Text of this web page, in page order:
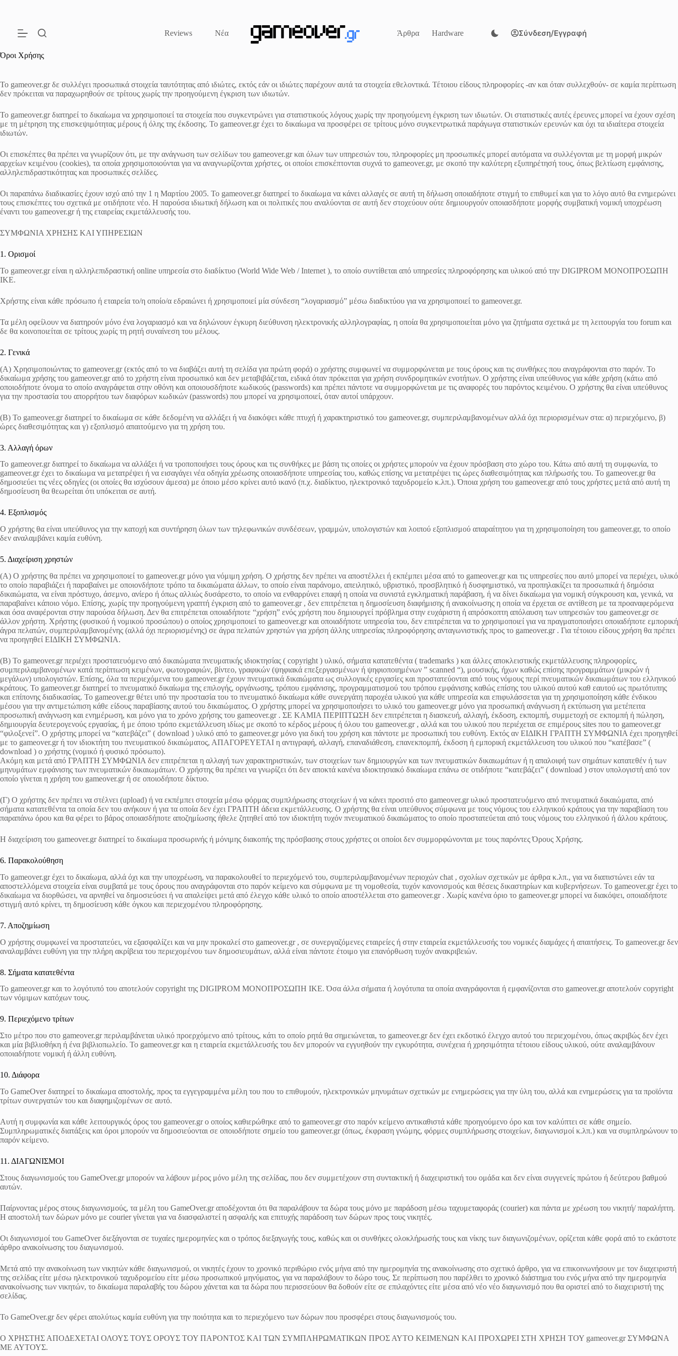
Reviews
Νέα Άρθρα Hardware Σύνδεση/Εγγραφή
Όροι Χρήσης
Το gameover.gr δε συλλέγει προσωπικά στοιχεία ταυτότητας από ιδιώτες, εκτός εάν οι ιδιώτες παρέχουν αυτά τα στοιχεία εθελοντικά. Τέτοιου είδους πληροφορίες -αν και όταν συλλεχθούν- σε καμία περίπτωση
δεν πρόκειται να παραχωρηθούν σε τρίτους χωρίς την προηγούμενη έγκριση των ιδιωτών.
Το gameover.gr διατηρεί το δικαίωμα να χρησιμοποιεί τα στοιχεία που συγκεντρώνει για στατιστικούς λόγους χωρίς την προηγούμενη έγκριση των ιδιωτών. Οι στατιστικές αυτές έρευνες μπορεί να έχουν σχέση
με τη μέτρηση της επισκεψιμότητας μέρους ή όλης της έκδοσης. Το gameover.gr έχει το δικαίωμα να προσφέρει σε τρίτους μόνο συγκεντρωτικά παράγωγα στατιστικών ερευνών και όχι τα ιδιαίτερα στοιχεία
ιδιωτών.
Οι επισκέπτες θα πρέπει να γνωρίζουν ότι, με την ανάγνωση των σελίδων του gameover.gr και όλων των υπηρεσιών του, πληροφορίες μη προσωπικές μπορεί αυτόματα να συλλέγονται με τη μορφή μικρών
αρχείων κειμένου (cookies), τα οποία χρησιμοποιούνται για να αναγνωρίζονται χρήστες, οι οποίοι επισκέπτονται συχνά το gameover.gr, με σκοπό την καλύτερη εξυπηρέτησή τους, όπως βελτίωση εμφάνισης,
αλληλεπιδραστικότητας και προσωπικές σελίδες.
Οι παραπάνω διαδικασίες έχουν ισχύ από την 1 η Μαρτίου 2005. Το gameover.gr διατηρεί το δικαίωμα να κάνει αλλαγές σε αυτή τη δήλωση οποιαδήποτε στιγμή το επιθυμεί και για το λόγο αυτό θα ενημερώνει
τους επισκέπτες του σχετικά με οτιδήποτε νέο. Η παρούσα ιδιωτική δήλωση και οι πολιτικές που αναλύονται σε αυτή δεν στοχεύουν ούτε δημιουργούν οποιασδήποτε μορφής συμβατική νομική υποχρέωση
έναντι του gameover.gr ή της εταιρείας εκμετάλλευσής του.
ΣΥΜΦΩΝΙΑ ΧΡΗΣΗΣ ΚΑΙ ΥΠΗΡΕΣΙΩΝ
1. Ορισμοί
Το gameover.gr είναι η αλληλεπιδραστική online υπηρεσία στο διαδίκτυο (World Wide Web / Internet ), το οποίο συντίθεται από υπηρεσίες πληροφόρησης και υλικού από την DIGIPROM ΜΟΝΟΠΡΟΣΩΠΗ
ΙΚΕ.
Χρήστης είναι κάθε πρόσωπο ή εταιρεία το/η οποίο/α εδραιώνει ή χρησιμοποιεί μία σύνδεση “λογαριασμό” μέσω διαδικτύου για να χρησιμοποιεί το gameover.gr.
Τα μέλη οφείλουν να διατηρούν μόνο ένα λογαριασμό και να δηλώνουν έγκυρη διεύθυνση ηλεκτρονικής αλληλογραφίας, η οποία θα χρησιμοποιείται μόνο για ζητήματα σχετικά με τη λειτουργία του forum και
δε θα κοινοποιείται σε τρίτους χωρίς τη ρητή συναίνεση του μέλους.
2. Γενικά
(A) Χρησιμοποιώντας το gameover.gr (εκτός από το να διαβάζει αυτή τη σελίδα για πρώτη φορά) ο χρήστης συμφωνεί να συμμορφώνεται με τους όρους και τις συνθήκες που αναγράφονται στο παρόν. Το
δικαίωμα χρήσης του gameover.gr από το χρήστη είναι προσωπικό και δεν μεταβιβάζεται, ειδικά όταν πρόκειται για χρήση συνδρομητικών ενοτήτων. Ο χρήστης είναι υπεύθυνος για κάθε χρήση (κάτω από
οποιοδήποτε όνομα το οποίο αναγράφεται στην οθόνη και οποιουσδήποτε κωδικούς (passwords) και πρέπει πάντοτε να συμμορφώνεται με τις αναφορές του παρόντος κειμένου. Ο χρήστης θα είναι υπεύθυνος
για την προστασία του απορρήτου των διαφόρων κωδικών (passwords) που μπορεί να χρησιμοποιεί, όταν αυτοί υπάρχουν.
(B) Το gameover.gr διατηρεί το δικαίωμα σε κάθε δεδομένη να αλλάξει ή να διακόψει κάθε πτυχή ή χαρακτηριστικό του gameover.gr, συμπεριλαμβανομένων αλλά όχι περιορισμένων στα: α) περιεχόμενο, β)
ώρες διαθεσιμότητας και γ) εξοπλισμό απαιτούμενο για τη χρήση του.
3. Αλλαγή όρων
Το gameover.gr διατηρεί το δικαίωμα να αλλάξει ή να τροποποιήσει τους όρους και τις συνθήκες με βάση τις οποίες οι χρήστες μπορούν να έχουν πρόσβαση στο χώρο του. Κάτω από αυτή τη συμφωνία, το
gameover.gr έχει το δικαίωμα να μετατρέψει ή να εισαγάγει νέα οδηγία χρέωσης οποιασδήποτε υπηρεσίας του, καθώς επίσης να μετατρέψει τις ώρες διαθεσιμότητας και πλήρωσής του. Το gameover.gr θα
δημοσιεύει τις νέες οδηγίες (οι οποίες θα ισχύσουν άμεσα) με όποιο μέσο κρίνει αυτό ικανό (π.χ. διαδίκτυο, ηλεκτρονικό ταχυδρομείο κ.λπ.). Όποια χρήση του gameover.gr από τους χρήστες μετά από αυτή τη
δημοσίευση θα θεωρείται ότι υπόκειται σε αυτή.
4. Eξοπλισμός
Ο χρήστης θα είναι υπεύθυνος για την κατοχή και συντήρηση όλων των τηλεφωνικών συνδέσεων, γραμμών, υπολογιστών και λοιπού εξοπλισμού απαραίτητου για τη χρησιμοποίηση του gameover.gr, το οποίο
δεν αναλαμβάνει καμία ευθύνη.
5. Διαχείριση χρηστών
(A) Ο χρήστης θα πρέπει να χρησιμοποιεί το gameover.gr μόνο για νόμιμη χρήση. Ο χρήστης δεν πρέπει να αποστέλλει ή εκπέμπει μέσα από το gameover.gr και τις υπηρεσίες που αυτό μπορεί να περιέχει, υλικό
το οποίο παραβιάζει ή παραβαίνει με οποιονδήποτε τρόπο τα δικαιώματα άλλων, το οποίο είναι παράνομο, απειλητικό, υβριστικό, προσβλητικό ή δυσφημιστικό, να προπηλακίζει τα προσωπικά ή δημόσια
δικαιώματα, να είναι πρόστυχο, άσεμνο, ανίερο ή όπως αλλιώς δυσάρεστο, το οποίο να ενθαρρύνει επαφή η οποία να συνιστά εγκληματική παράβαση, ή να δίνει δικαίωμα για νομική σύγκρουση και, γενικά, να
παραβαίνει κάποιο νόμο. Επίσης, χωρίς την προηγούμενη γραπτή έγκριση από το gameover.gr , δεν επιτρέπεται η δημοσίευση διαφήμισης ή ανακοίνωσης η οποία να έρχεται σε αντίθεση με τα προαναφερόμενα
και όσα αναφέρονται στην παρούσα δήλωση. Δεν θα επιτρέπεται οποιαδήποτε “χρήση” ενός χρήστη που δημιουργεί πρόβλημα στην ευχάριστη ή απρόσκοπτη απόλαυση των υπηρεσιών του gameover.gr σε
άλλον χρήστη. Χρήστης (φυσικού ή νομικού προσώπου) ο οποίος χρησιμοποιεί το gameover.gr και οποιαδήποτε υπηρεσία του, δεν επιτρέπεται να το χρησιμοποιεί για να πραγματοποιήσει οποιαδήποτε εμπορική
άγρα πελατών, συμπεριλαμβανομένης (αλλά όχι περιορισμένης) σε άγρα πελατών χρηστών για χρήση άλλης υπηρεσίας πληροφόρησης ανταγωνιστικής προς το gameover.gr . Για τέτοιου είδους χρήση θα πρέπει
να προηγηθεί ΕΙΔΙΚΗ ΣΥΜΦΩΝΙΑ.
(B) Το gameover.gr περιέχει προστατευόμενο από δικαιώματα πνευματικής ιδιοκτησίας ( copyright ) υλικό, σήματα κατατεθέντα ( trademarks ) και άλλες αποκλειστικής εκμετάλλευσης πληροφορίες,
συμπεριλαμβανομένων κατά περίπτωση κειμένων, φωτογραφιών, βίντεο, γραφικών (ψηφιακά επεξεργασμένων ή ψηφιοποιημένων ” scanned “), μουσικής, ήχων καθώς επίσης προγραμμάτων (μικρών ή
μεγάλων) υπολογιστών. Επίσης, όλα τα περιεχόμενα του gameover.gr έχουν πνευματικά δικαιώματα ως συλλογικές εργασίες και προστατεύονται από τους νόμους περί πνευματικών δικαιωμάτων του ελληνικού
κράτους. Το gameover.gr διατηρεί το πνευματικό δικαίωμα της επιλογής, οργάνωσης, τρόπου εμφάνισης, προγραμματισμού του τρόπου εμφάνισης καθώς επίσης του υλικού αυτού καθ εαυτού ως πρωτότυπης
και επίπονης διαδικασίας. Το gameover.gr θέτει υπό την προστασία του το πνευματικό δικαίωμα κάθε συνεργάτη παροχέα υλικού για κάθε υπηρεσία και επιφυλάσσεται για τη χρησιμοποίηση κάθε ένδικου
μέσου για την αντιμετώπιση κάθε είδους παραβίασης αυτού του δικαιώματος. Ο χρήστης μπορεί να χρησιμοποιήσει το υλικό του gameover.gr μόνο για προσωπική ανάγνωση ή εκτύπωση για μετέπειτα
προσωπική ανάγνωση και ενημέρωση, και μόνο για το χρόνο χρήσης του gameover.gr . ΣΕ ΚΑΜΙΑ ΠΕΡΙΠΤΩΣΗ δεν επιτρέπεται η διασκευή, αλλαγή, έκδοση, εκπομπή, συμμετοχή σε εκπομπή ή πώληση,
δημιουργία δευτερογενούς εργασίας, ή με όποιο τρόπο εκμετάλλευση ιδίως με σκοπό το κέρδος μέρους ή όλου του gameover.gr , αλλά και του υλικού που περιέχεται σε επιμέρους sites που το gameover.gr
“φιλοξενεί”. Ο χρήστης μπορεί να “κατεβάζει” ( download ) υλικό από το gameover.gr μόνο για δική του χρήση και πάντοτε με προσωπική του ευθύνη. Εκτός αν ΕΙΔΙΚΗ ΓΡΑΠΤΗ ΣΥΜΦΩΝΙΑ έχει προηγηθεί
με το gameover.gr ή τον ιδιοκτήτη του πνευματικού δικαιώματος, ΑΠΑΓΟΡΕΥΕΤΑΙ η αντιγραφή, αλλαγή, επαναδιάθεση, επανεκπομπή, έκδοση ή εμπορική εκμετάλλευση του υλικού που “κατέβασε” (
download ) ο χρήστης (νομικό ή φυσικό πρόσωπο).
Ακόμη και μετά από ΓΡΑΠΤΗ ΣΥΜΦΩΝΙΑ δεν επιτρέπεται η αλλαγή των χαρακτηριστικών, των στοιχείων των δημιουργών και των πνευματικών δικαιωμάτων ή η απαλοιφή των σημάτων κατατεθέν ή των
μηνυμάτων εμφάνισης των πνευματικών δικαιωμάτων. Ο χρήστης θα πρέπει να γνωρίζει ότι δεν αποκτά κανένα ιδιοκτησιακό δικαίωμα επάνω σε οτιδήποτε “κατεβάζει” ( download ) στον υπολογιστή από τον
οποίο γίνεται η χρήση του gameover.gr ή σε οποιοδήποτε δίκτυο.
(Γ) Ο χρήστης δεν πρέπει να στέλνει (upload) ή να εκπέμπει στοιχεία μέσω φόρμας συμπλήρωσης στοιχείων ή να κάνει προσιτό στο gameover.gr υλικό προστατευόμενο από πνευματικά δικαιώματα, από
σήματα κατατεθέντα τα οποία δεν του ανήκουν ή για τα οποία δεν έχει ΓΡΑΠΤΗ άδεια εκμετάλλευσης. Ο χρήστης θα είναι υπεύθυνος σύμφωνα με τους νόμους του ελληνικού κράτους για την παραβίαση του
παραπάνω όρου και θα φέρει το βάρος οποιασδήποτε αποζημίωσης ήθελε ζητηθεί από τον ιδιοκτήτη τυχόν πνευματικού δικαιώματος το οποίο προστατεύεται από τους νόμους του ελληνικού ή άλλου κράτους.
Η διαχείριση του gameover.gr διατηρεί το δικαίωμα προσωρινής ή μόνιμης διακοπής της πρόσβασης στους χρήστες οι οποίοι δεν συμμορφώνονται με τους παρόντες Όρους Χρήσης.
6. Παρακολούθηση
Το gameover.gr έχει το δικαίωμα, αλλά όχι και την υποχρέωση, να παρακολουθεί το περιεχόμενό του, συμπεριλαμβανομένων περιοχών chat , σχολίων σχετικών με άρθρα κ.λπ., για να διαπιστώνει εάν τα
αποστελλόμενα στοιχεία είναι συμβατά με τους όρους που αναγράφονται στο παρόν κείμενο και σύμφωνα με τη νομοθεσία, τυχόν κανονισμούς και θέσεις δικαστηρίων και κυβερνήσεων. Το gameover.gr έχει το
δικαίωμα να διορθώσει, να αρνηθεί να δημοσιεύσει ή να απαλείψει μετά από έλεγχο κάθε υλικό το οποίο αποστέλλεται στο gameover.gr . Χωρίς κανένα όριο το gameover.gr μπορεί να διακόψει, οποιαδήποτε
στιγμή αυτό κρίνει, τη δημοσίευση κάθε όγκου και περιεχομένου πληροφόρησης.
7. Αποζημίωση
Ο χρήστης συμφωνεί να προστατεύει, να εξασφαλίζει και να μην προκαλεί στο gameover.gr , σε συνεργαζόμενες εταιρείες ή στην εταιρεία εκμετάλλευσής του νομικές διαμάχες ή απαιτήσεις. Το gameover.gr δεν
αναλαμβάνει ευθύνη για την πλήρη ακρίβεια του περιεχομένου των δημοσιευμάτων, αλλά είναι πάντοτε έτοιμο για επανόρθωση τυχόν ανακριβειών.
8. Σήματα κατατεθέντα
Το gameover.gr και το λογότυπό του αποτελούν copyright της DIGIPROM ΜΟΝΟΠΡΟΣΩΠΗ ΙΚΕ. Όσα άλλα σήματα ή λογότυπα τα οποία αναγράφονται ή εμφανίζονται στο gameover.gr αποτελούν copyright
των νόμιμων κατόχων τους.
9. Περιεχόμενο τρίτων
Στο μέτρο που στο gameover.gr περιλαμβάνεται υλικό προερχόμενο από τρίτους, κάτι το οποίο ρητά θα σημειώνεται, το gameover.gr δεν έχει εκδοτικό έλεγχο αυτού του περιεχομένου, όπως ακριβώς δεν έχει
και μία βιβλιοθήκη ή ένα βιβλιοπωλείο. Το gameover.gr και η εταιρεία εκμετάλλευσής του δεν μπορούν να εγγυηθούν την εγκυρότητα, συνέχεια ή χρησιμότητα τέτοιου είδους υλικού, ούτε αναλαμβάνουν
οποιαδήποτε νομική ή άλλη ευθύνη.
10. Διάφορα
Το GameOver διατηρεί το δικαίωμα αποστολής, προς τα εγγεγραμμένα μέλη του που το επιθυμούν, ηλεκτρονικών μηνυμάτων σχετικών με ενημερώσεις για την ύλη του, αλλά και ενημερώσεις για τα προϊόντα
τρίτων συνεργατών του και διαφημιζομένων σε αυτό.
Αυτή η συμφωνία και κάθε λειτουργικός όρος του gameover.gr ο οποίος καθιερώθηκε από το gameover.gr στο παρόν κείμενο αντικαθιστά κάθε προηγούμενο όρο και τον καλύπτει σε κάθε σημείο.
Συμπληρωματικές διατάξεις και όροι μπορούν να δημοσιεύονται σε οποιοδήποτε σημείο του gameover.gr (όπως, έκφραση γνώμης, φόρμες συμπλήρωσης στοιχείων, διαγωνισμοί κ.λπ.) και να συμπληρώνουν το
παρόν κείμενο.
11. ΔΙΑΓΩΝΙΣΜΟΙ
Στους διαγωνισμούς του GameOver.gr μπορούν να λάβουν μέρος μόνο μέλη της σελίδας, που δεν συμμετέχουν στη συντακτική ή διαχειριστική του ομάδα και δεν είναι συγγενείς πρώτου ή δεύτερου βαθμού
αυτών.
Παίρνοντας μέρος στους διαγωνισμούς, τα μέλη του GameOver.gr αποδέχονται ότι θα παραλάβουν τα δώρα τους μόνο με παράδοση μέσω ταχυμεταφοράς (courier) και πάντα με χρέωση του νικητή/ παραλήπτη.
Η αποστολή των δώρων μόνο με courier γίνεται για να διασφαλιστεί η ασφαλής και επιτυχής παράδοση των δώρων προς τους νικητές.
Οι διαγωνισμοί του GameOver διεξάγονται σε τυχαίες ημερομηνίες και ο τρόπος διεξαγωγής τους, καθώς και οι συνθήκες ολοκλήρωσής τους και νίκης των διαγωνιζομένων, ορίζεται κάθε φορά από το εκάστοτε
άρθρο ανακοίνωσης του διαγωνισμού.
Μετά από την ανακοίνωση των νικητών κάθε διαγωνισμού, οι νικητές έχουν το χρονικό περιθώριο ενός μήνα από την ημερομηνία της ανακοίνωσης στο σχετικό άρθρο, για να επικοινωνήσουν με τον διαχειριστή
της σελίδας είτε μέσω ηλεκτρονικού ταχυδρομείου είτε μέσω προσωπικού μηνύματος, για να παραλάβουν το δώρο τους. Σε περίπτωση που παρέλθει το χρονικό διάστημα του ενός μήνα από την ημερομηνία
ανακοίνωσης των νικητών, το δικαίωμα παραλαβής του δώρου χάνεται και τα δώρα που περισσεύουν θα δοθούν είτε σε επιλαχόντες είτε μέσα από νέο νέο διαγωνισμό που θα οριστεί από το διαχειριστή της
σελίδας.
To GameOver.gr δεν φέρει απολύτως καμία ευθύνη για την ποιότητα και το περιεχόμενο των δώρων που προσφέρει στους διαγωνισμούς του.
Ο ΧΡΗΣΤΗΣ ΑΠΟΔΕΧΕΤΑΙ ΟΛΟΥΣ ΤΟΥΣ ΟΡΟΥΣ ΤΟΥ ΠΑΡΟΝΤΟΣ ΚΑΙ ΤΩΝ ΣΥΜΠΛΗΡΩΜΑΤΙΚΩΝ ΠΡΟΣ ΑΥΤΟ ΚΕΙΜΕΝΩΝ ΚΑΙ ΠΡΟΧΩΡΕΙ ΣΤΗ ΧΡΗΣΗ ΤΟΥ gameover.gr ΣΥΜΦΩΝΑ
ΜΕ ΑΥΤΟΥΣ.